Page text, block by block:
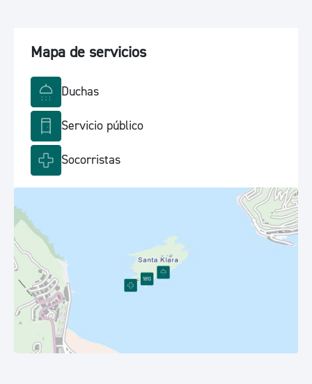
Mapa de servicios
Duchas
Servicio público
Socorristas